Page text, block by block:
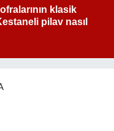
klasik
pilav nasıl